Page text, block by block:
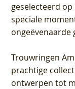
geselecteerd
speciale
ongeëvenaarde
Trouwringen
prachtige
ontwerpen tot